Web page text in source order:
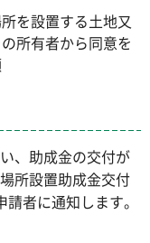
を設置する土地又
所有者から同意を
、助成金の交付が
所設置助成金交付
者に通知します。